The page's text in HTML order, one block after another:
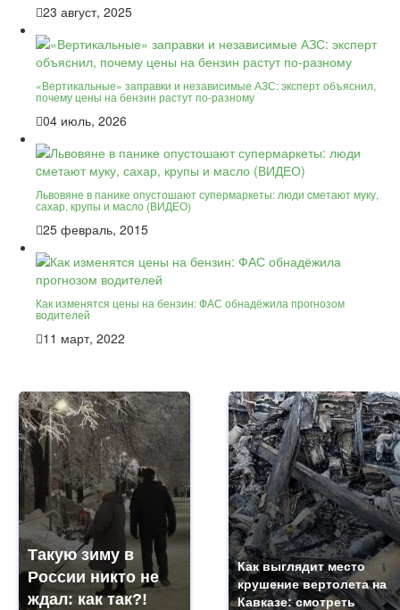
23 август, 2025
«Вертикальные» заправки и независимые АЗС: эксперт объяснил,
почему цены на бензин растут по-разному
04 июль, 2026
Львовяне в панике опустошают супермаркеты: люди cметают муку,
сахар, крупы и масло (ВИДЕО)
25 февраль, 2015
Как изменятся цены на бензин: ФАС обнадёжила прогнозом
водителей
11 март, 2022
Такую зиму в
России никто не
ждал: как так?!
Как выглядит место
крушение вертолета на
Кавказе: смотреть